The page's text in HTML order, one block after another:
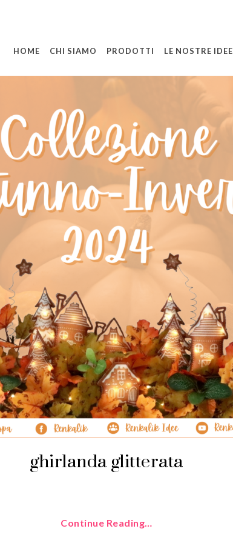
HOME CHI SIAMO PRODOTTI LE NOSTRE IDEE
ghirlanda glitterata
Continue Reading…